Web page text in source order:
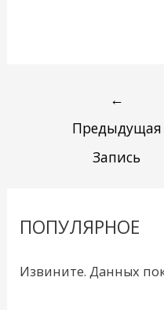
←
Предыдущая
Запись
ПОПУЛЯРНОЕ
Извините. Данных